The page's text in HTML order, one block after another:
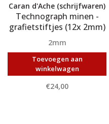
Caran d'Ache (schrijfwaren)
Technograph minen -
grafietstiftjes (12x 2mm)
2mm
Toevoegen aan
winkelwagen
€24,00